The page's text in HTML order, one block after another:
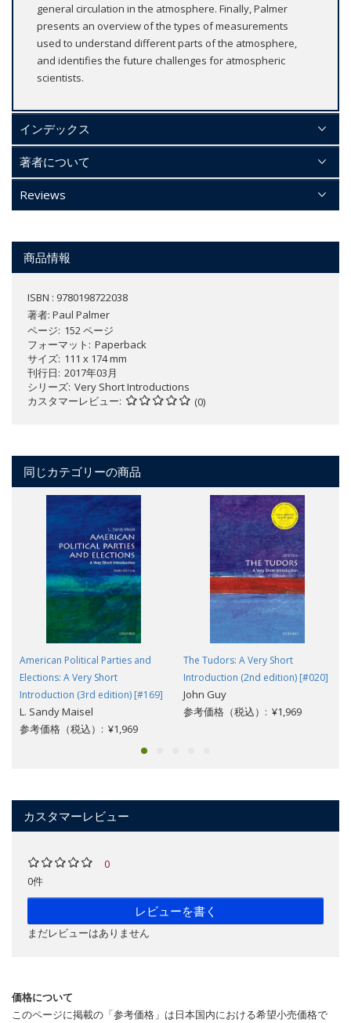
general circulation in the atmosphere. Finally, Palmer
presents an overview of the types of measurements
used to understand different parts of the atmosphere,
and identifies the future challenges for atmospheric
scientists.
インデックス
著者について
Reviews
商品情報
ISBN : 9780198722038
著者: Paul Palmer
ページ 152 ページ
フォーマット
Paperback
サイズ 111 x 174 mm
刊行日 2017年03月
シリーズ Very Short Introductions
カスタマーレビュー
(0)
同じカテゴリーの商品
American Political Parties and
Elections: A Very Short
Introduction (3rd edition) [#169]
L. Sandy Maisel
参考価格（税込）: ¥1,969
The Tudors: A Very Short
Introduction (2nd edition) [#020]
John Guy
参考価格（税込）: ¥1,969
カスタマーレビュー
0
0件
レビューを書く
まだレビューはありません
価格について
このページに掲載の「参考価格」は日本国内における希望小売価格で